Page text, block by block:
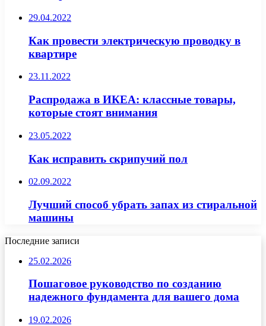
29.04.2022
Как провести электрическую проводку в
квартире
23.11.2022
Распродажа в ИКЕА: классные товары,
которые стоят внимания
23.05.2022
Как исправить скрипучий пол
02.09.2022
Лучший способ убрать запах из стиральной
машины
Последние записи
25.02.2026
Пошаговое руководство по созданию
надежного фундамента для вашего дома
19.02.2026